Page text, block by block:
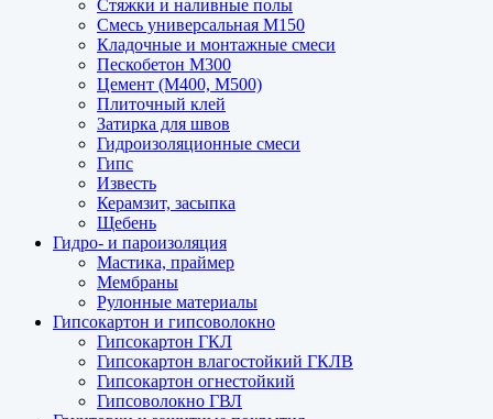
Стяжки и наливные полы
Смесь универсальная М150
Кладочные и монтажные смеси
Пескобетон М300
Цемент (М400, М500)
Плиточный клей
Затирка для швов
Гидроизоляционные смеси
Гипс
Известь
Керамзит, засыпка
Щебень
Гидро- и пароизоляция
Мастика, праймер
Мембраны
Рулонные материалы
Гипсокартон и гипсоволокно
Гипсокартон ГКЛ
Гипсокартон влагостойкий ГКЛВ
Гипсокартон огнестойкий
Гипсоволокно ГВЛ